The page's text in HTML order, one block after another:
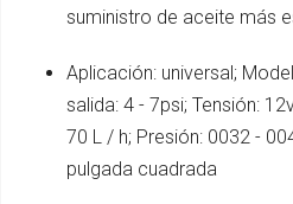
suministro de aceite más
Aplicación: universal;
salida: 4 - 7psi; Tensión:
70 L / h; Presión: 0032 -
pulgada cuadrada